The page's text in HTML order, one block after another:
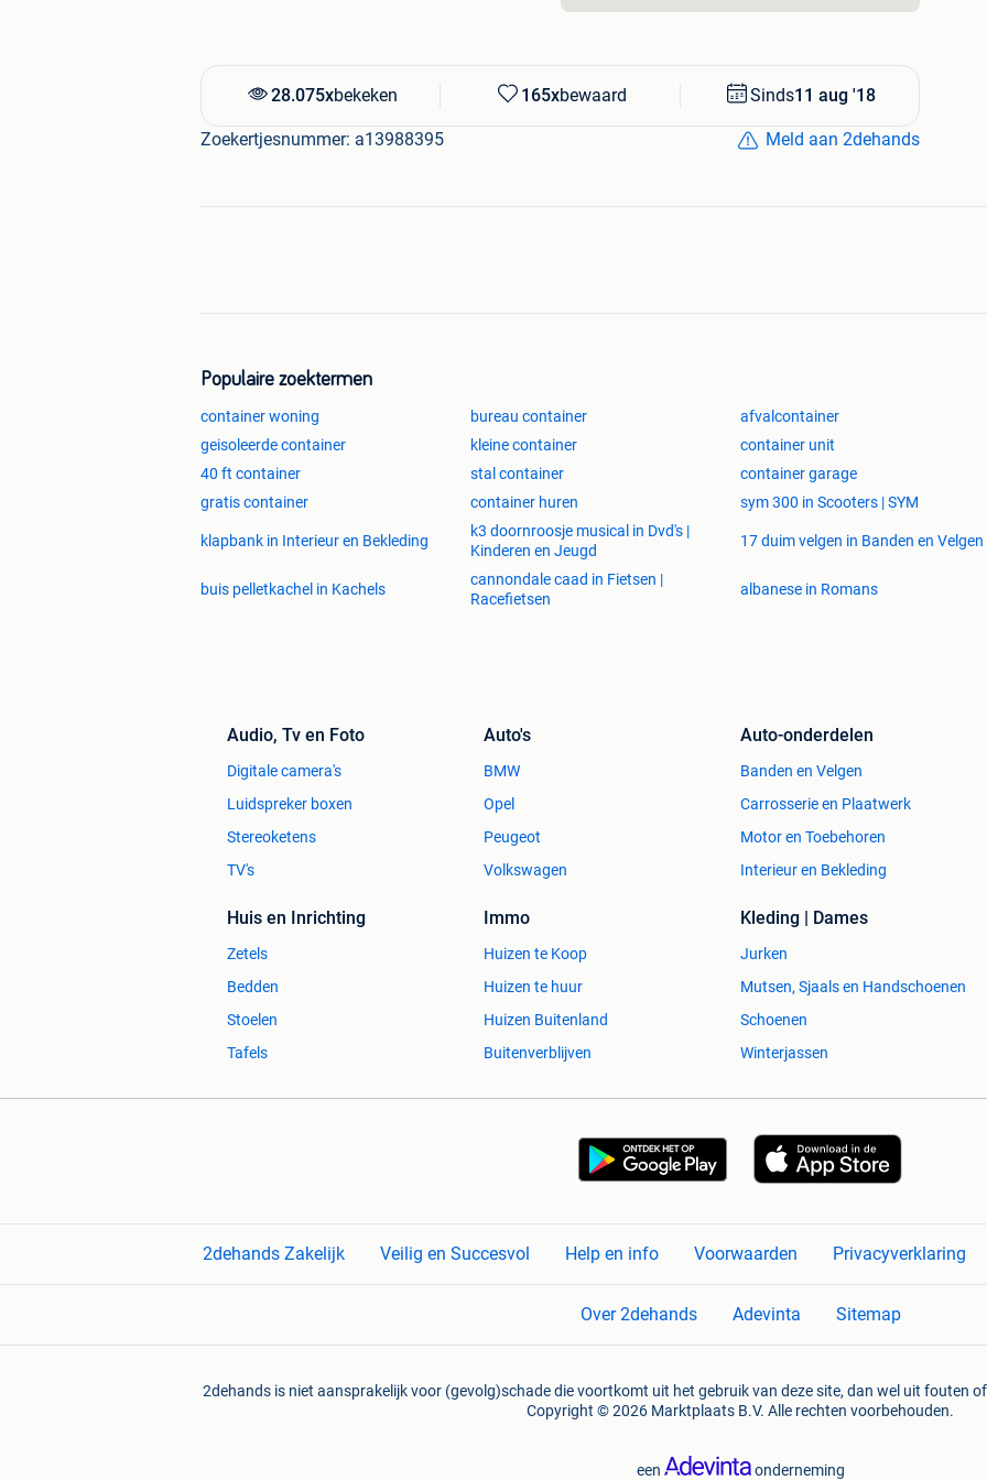
bouwafval-stortafval-afzetcontainer-tuinafval-particulier- bedrijven- afbraak asbest-
28.075xbekeken 165xbewaard Sinds11 aug '18
Zoekertjesnummer: a13988395 Meld aan 2dehands
Populaire zoektermen
container woning bureau container
afvalcontainer
geisoleerde container
kleine container
container unit
40 ft container
stal container
container garage
gratis container
container huren sym 300 in Scooters | SYM
klapbank in Interieur en Bekleding
k3 doornroosje musical in Dvd's |
Kinderen en Jeugd
17 duim velgen in Banden en Velgen
buis pelletkachel in Kachels
cannondale caad in Fietsen |
Racefietsen
albanese in Romans
Audio, Tv en Foto
Digitale camera's
Luidspreker boxen
Stereoketens
TV's
Auto's
BMW
Opel
Peugeot
Volkswagen
Auto-onderdelen
Banden en Velgen
Carrosserie en Plaatwerk
Motor en Toebehoren
Interieur en Bekleding
Huis en Inrichting
Zetels
Bedden
Stoelen
Tafels
Immo
Huizen te Koop
Huizen te huur
Huizen Buitenland
Buitenverblijven
Kleding | Dames
Jurken
Mutsen, Sjaals en Handschoenen
Schoenen
Winterjassen
2dehands Zakelijk Veilig en Succesvol Help en info Voorwaarden Privacyverklaring
Over 2dehands Adevinta Sitemap
2dehands is niet aansprakelijk voor (gevolg)schade die voortkomt uit het gebruik van deze site, dan wel uit fouten
Copyright © 2026 Marktplaats B.V. Alle rechten voorbehouden.
een onderneming